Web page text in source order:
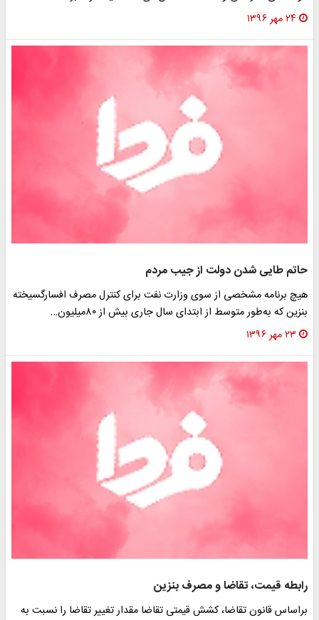
۲۴ مهر ۱۳۹۶
حاتم طایی شدن دولت از جیب مردم
هیچ برنامه مشخصی از سوی وزارت نفت برای کنترل مصرف افسارگسیخته
بنزین که به‌طور متوسط از ابتدای سال جاری بیش از ۸۰میلیون…
۲۳ مهر ۱۳۹۶
رابطه قیمت، تقاضا و مصرف بنزین
براساس قانون تقاضا، کشش قیمتی تقاضا مقدار تغییر تقاضا را نسبت به